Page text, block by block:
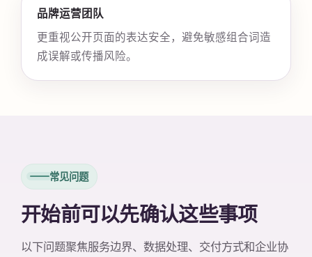
品牌运营团队
更重视公开页面的表达安全，避免敏感组合词造
成误解或传播风险。
常见问题
开始前可以先确认这些事项
以下问题聚焦服务边界、数据处理、交付方式和企业协